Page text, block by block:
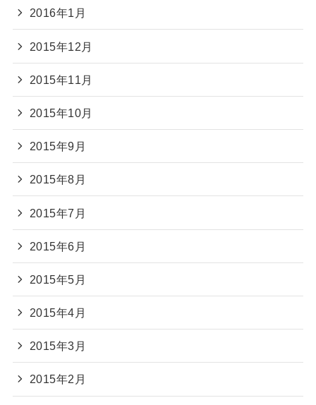
2016年1月
2015年12月
2015年11月
2015年10月
2015年9月
2015年8月
2015年7月
2015年6月
2015年5月
2015年4月
2015年3月
2015年2月